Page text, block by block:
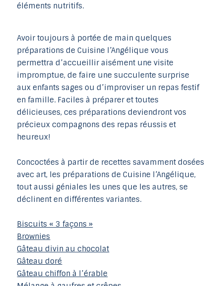
éléments nutritifs.
Avoir toujours à portée de main quelques
préparations de Cuisine l’Angélique vous
permettra d’accueillir aisément une visite
impromptue, de faire une succulente surprise
aux enfants sages ou d’improviser un repas festif
en famille. Faciles à préparer et toutes
délicieuses, ces préparations deviendront vos
précieux compagnons des repas réussis et
heureux!
Concoctées à partir de recettes savamment dosées
avec art, les préparations de Cuisine l’Angélique,
tout aussi géniales les unes que les autres, se
déclinent en différentes variantes.
Biscuits « 3 façons »
Brownies
Gâteau divin au chocolat
Gâteau doré
Gâteau chiffon à l’érable